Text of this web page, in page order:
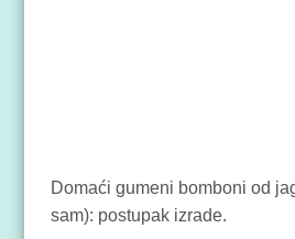
Domaći gumeni bomboni od
sam): postupak izrade.